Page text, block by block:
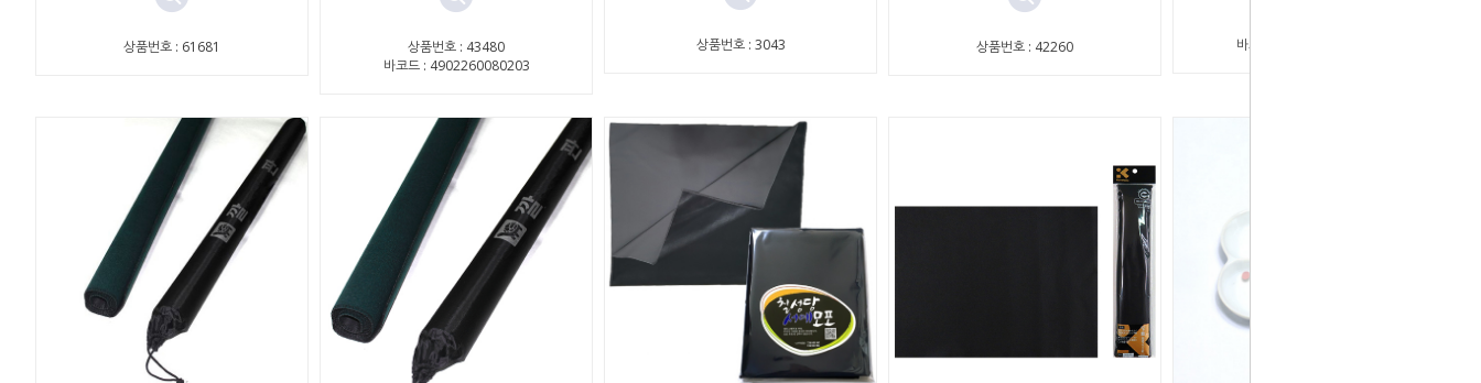
상품번호 : 61681
상품번호 : 43480
바코드 : 4902260080203
상품번호 : 3043 상품번호 : 42260
바코드 : 2909030001046